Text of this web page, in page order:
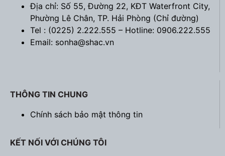
Địa chỉ: Số 55, Đường 22, KĐT Waterfront City,
Phường Lê Chân, TP. Hải Phòng (Chỉ đường)
Tel : (0225) 2.222.555 – Hotline: 0906.222.555
Email: sonha@shac.vn
THÔNG TIN CHUNG
Chính sách bảo mật thông tin
KẾT NỐI VỚI CHÚNG TÔI